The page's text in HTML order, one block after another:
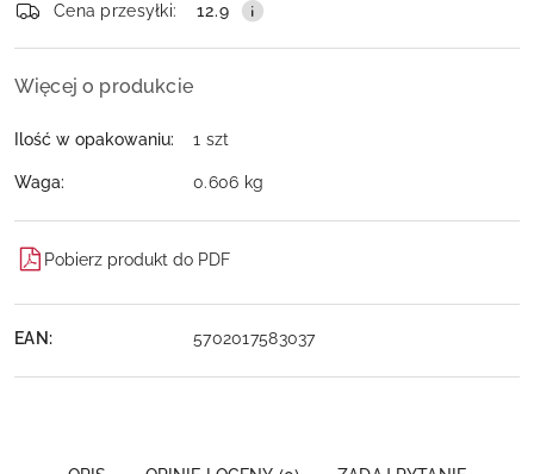
Cena przesyłki: 12.9
Więcej o produkcie
Ilość w opakowaniu: 1 szt
Waga: 0.606 kg
Pobierz produkt do PDF
EAN: 5702017583037